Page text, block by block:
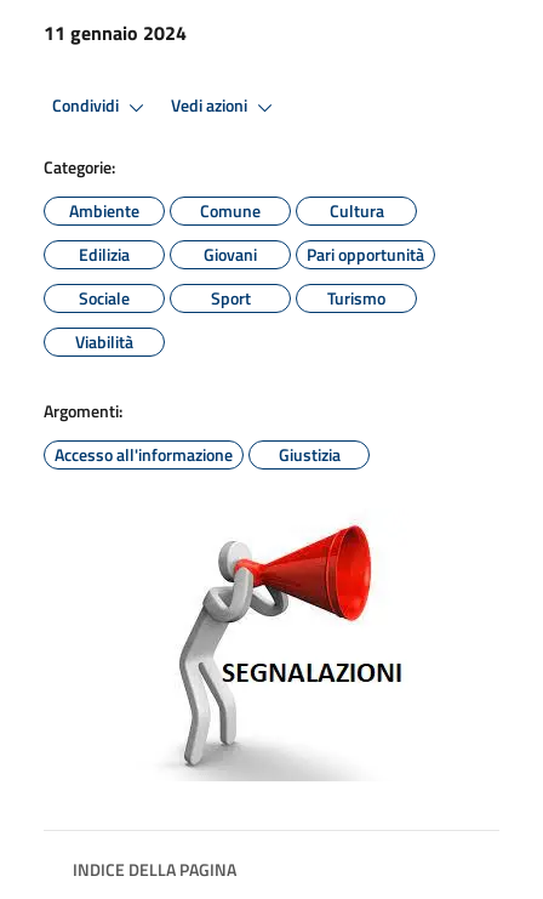
11 gennaio 2024
Condividi Vedi azioni
Categorie:
Ambiente
Comune
Cultura
Edilizia
Giovani
Pari opportunità
Sociale
Sport
Turismo
Viabilità
Argomenti:
Accesso all'informazione
Giustizia
INDICE DELLA PAGINA